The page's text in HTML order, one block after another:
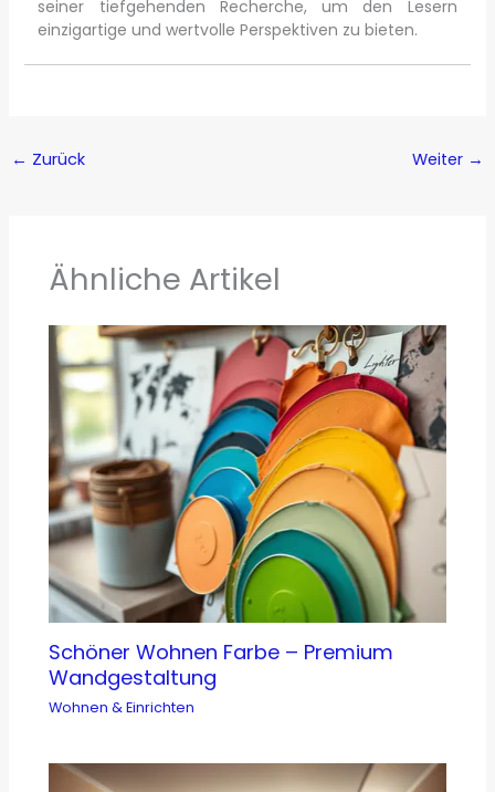
seiner tiefgehenden Recherche, um den Lesern
einzigartige und wertvolle Perspektiven zu bieten.
← Zurück Weiter →
Ähnliche Artikel
Schöner Wohnen Farbe – Premium
Wandgestaltung
Wohnen & Einrichten